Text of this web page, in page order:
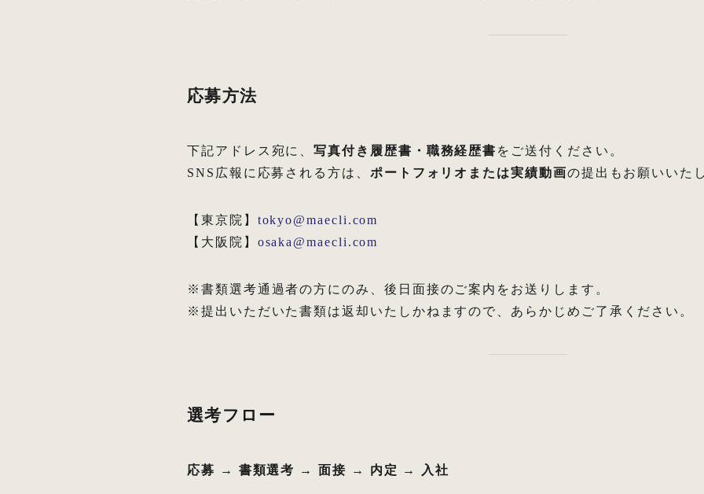
応募方法
下記アドレス宛に、写真付き履歴書・職務経歴書 をご送付ください。
SNS広報に応募される方は、 ポートフォリオまたは実績動画の提出もお願いいた
【東京院】 tokyo@maecli.com
【大阪院】 osaka@maecli.com
※書類選考通過者の方にのみ、後日面接のご案内をお送りします。
※提出いただいた書類は返却いたしかねますので、あらかじめご了承ください。
選考フロー
応募 → 書類選考 → 面接 → 内定 → 入社